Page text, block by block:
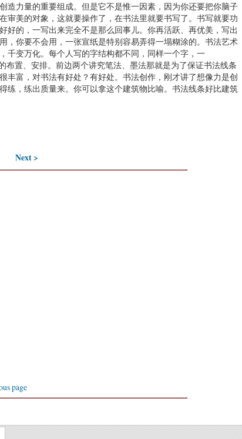
力量的重要组成。但是它不是惟一因素，因为你还要把你脑子
审美的对象，这就要操作了，在书法里就要书写了。书写就要功
的，一写出来完全不是那么回事儿。你再活跃、再优美，写出
，你要不会用，一张宣纸是特别容易弄得一塌糊涂的。书法艺术
千变万化。每个人写的字结构都不同，同样一个字，一
置、安排。前边两个讲究笔法、墨法那就是为了保证书法线条
富，对书法有好处？有好处。书法创作，刚才讲了想像力是创
练，练出质量来。你可以拿这个建筑物比喻。书法线条好比建筑
Next >
page